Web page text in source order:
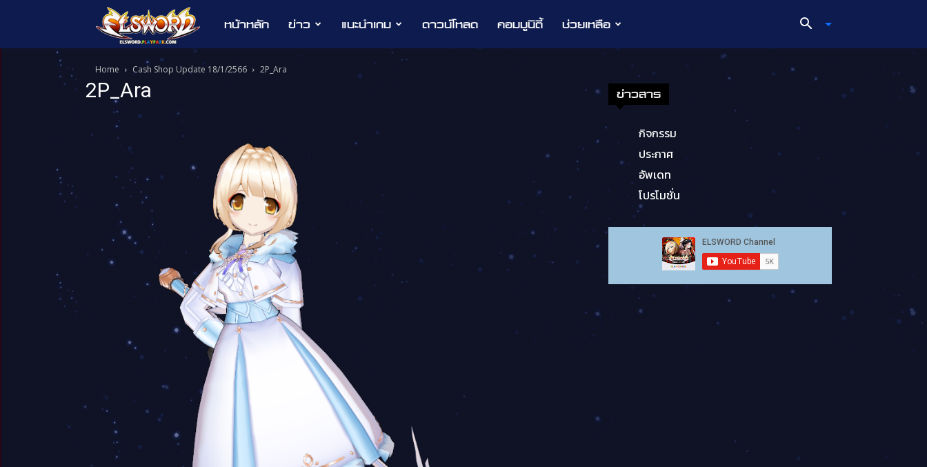
Elsword
หน้าหลัก ข่าว แนะนำเกม ดาวน์โหลด คอมมูนิตี้ ช่วยเหลือ
Home Cash Shop Update 18/1/2566 2P_Ara
2P_Ara ข่าวสาร
กิจกรรม
ประกาศ
อัพเดท
โปรโมชั่น